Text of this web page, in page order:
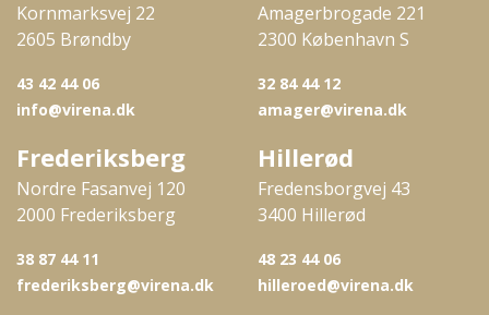
Kornmarksvej 22
2605 Brøndby
43 42 44 06
info@virena.dk
Amagerbrogade 221
2300 København S
32 84 44 12
amager@virena.dk
Frederiksberg
Nordre Fasanvej 120
2000 Frederiksberg
38 87 44 11
frederiksberg@virena.dk
Hillerød
Fredensborgvej 43
3400 Hillerød
48 23 44 06
hilleroed@virena.dk